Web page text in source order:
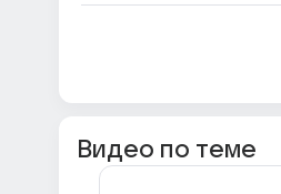
Видео по теме